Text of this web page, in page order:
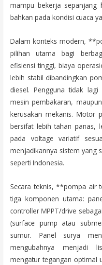
mampu bekerja sepanjang
bahkan pada kondisi cuaca
Dalam konteks modern,
pilihan utama bagi
efisiensi tinggi, biaya
lebih stabil dibandingkan
diesel. Pengguna tidak
mesin pembakaran,
kerusakan mekanis. Motor
bersifat lebih tahan panas,
pada voltage variatif
menjadikannya sistem yang
seperti Indonesia.
Secara teknis, **pompa air
tiga komponen utama:
controller MPPT/drive
(surface pump atau
sumur. Panel surya
mengubahnya menjadi
mengatur tegangan optimal